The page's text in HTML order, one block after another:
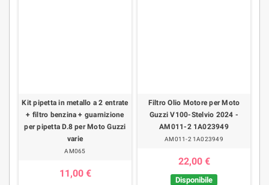
Kit pipetta in metallo a 2 entrate
+ filtro benzina + guarnizione
per pipetta D.8 per Moto Guzzi
varie
AM065
11,00 €
Filtro Olio Motore per Moto
Guzzi V100-Stelvio 2024 -
AM011-2 1A023949
AM011-2 1A023949
22,00 €
Disponibile